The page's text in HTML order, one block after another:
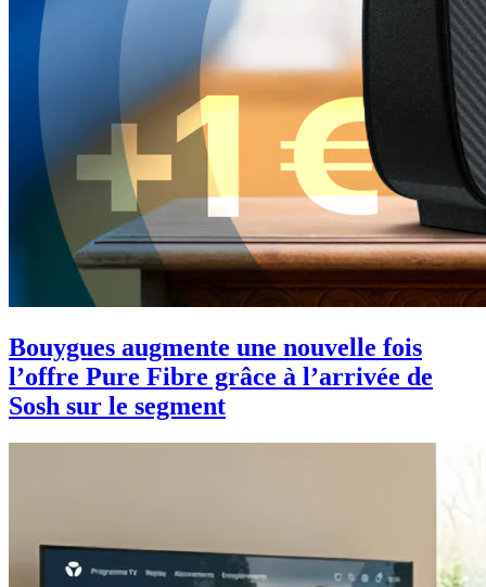
Bouygues augmente une nouvelle fois
l’offre Pure Fibre grâce à l’arrivée de
Sosh sur le segment